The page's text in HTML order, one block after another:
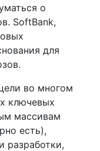
о
SoftBank,
для
во многом
ключевых
массивам
есть),
разработки,